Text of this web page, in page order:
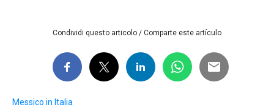
Condividi questo articolo / Comparte este artículo
Messico in Italia